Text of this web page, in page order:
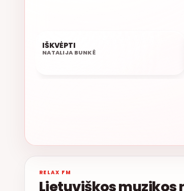
06:45
IŠKVĖPTI
NATALIJA BUNKĖ
RELAX FM
Lietuviškos muzikos